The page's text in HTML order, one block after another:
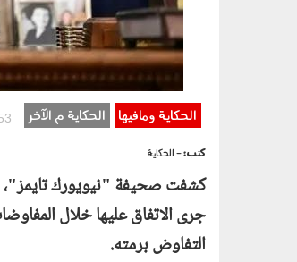
الحكاية ومافيها الحكاية م الآخر
كتب:- الحكاية
كشفت صحيفة "نيويورك تايمز"،
جرى الاتفاق عليها خلال
التفاوض برمته.